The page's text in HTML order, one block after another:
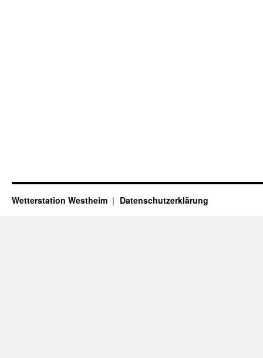
Wetterstation Westheim Datenschutzerklärung